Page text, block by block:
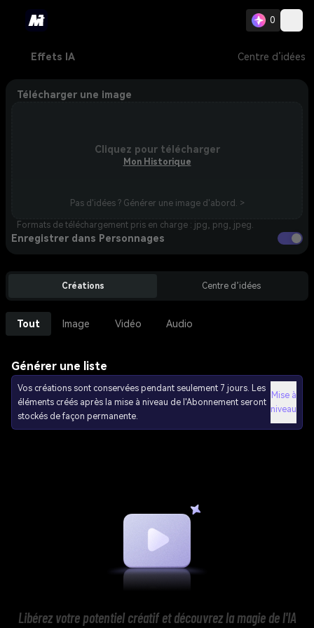
0
Effets IA Centre d’idées
Télécharger une image
Cliquez pour télécharger
Mon Historique
Pas d'idées ? Générer une image d'abord. >
Formats de téléchargement pris en charge : jpg, png, jpeg.
Enregistrer dans Personnages
Créations Centre d’idées
Tout Image Vidéo Audio
Générer une liste
Vos créations sont conservées pendant seulement 7 jours. Les
éléments créés après la mise à niveau de l'Abonnement seront
stockés de façon permanente.
Mise à
niveau
Libérez votre potentiel créatif et découvrez la magie de l'IA